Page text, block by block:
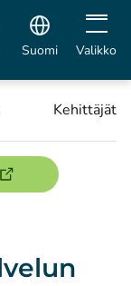
Suomi Avaa
Valikko
Kehittäjät
uuteen